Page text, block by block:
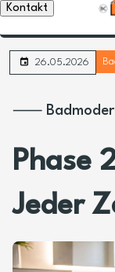
Kontakt
26.05.2026
⸺
Phase
Jeder